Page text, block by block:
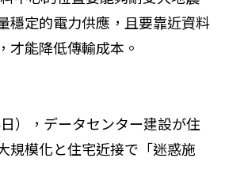
穩定的電力供應，且要靠近資料
才能降低傳輸成本。
），データセンター建設が住
規模化と住宅近接で「迷惑施